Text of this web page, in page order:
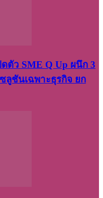
ตัว SME Q Up ผนึก 3
ลูชันเฉพาะธุรกิจ ยก